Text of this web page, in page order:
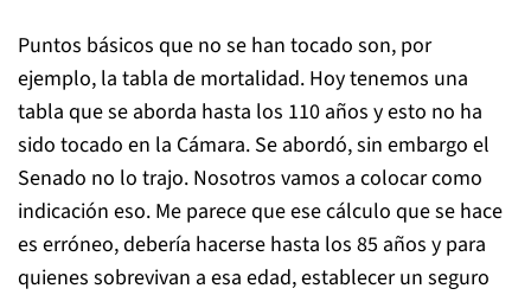
Puntos básicos que no se han tocado son, por
ejemplo, la tabla de mortalidad. Hoy tenemos una
tabla que se aborda hasta los 110 años y esto no ha
sido tocado en la Cámara. Se abordó, sin embargo el
Senado no lo trajo. Nosotros vamos a colocar como
indicación eso. Me parece que ese cálculo que se hace
es erróneo, debería hacerse hasta los 85 años y para
quienes sobrevivan a esa edad, establecer un seguro